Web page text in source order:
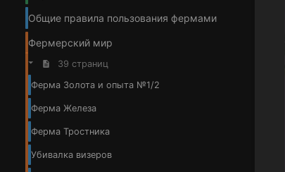
Общие правила пользования фермами
Фермерский мир
39 страниц
Ферма Золота и опыта №1/2
Ферма Железа
Ферма Тростника
Убивалка визеров